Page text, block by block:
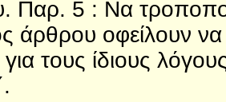
Παρ. 5 : Να
άρθρου οφείλουν
τους ίδιους